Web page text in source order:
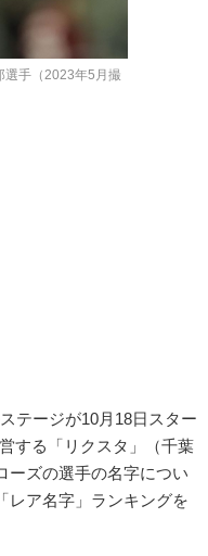
選手（2023年5月撮
テージが10月18日スター
する「リクスタ」（千葉
ーズの選手の名字につい
レア名字」ランキングを